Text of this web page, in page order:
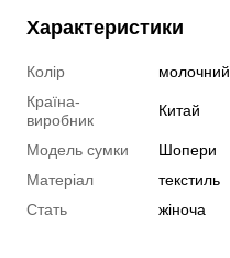
Характеристики
Колір
молочний
Країна-
виробник
Китай
Модель сумки
Шопери
Матеріал
текстиль
Стать
жіноча